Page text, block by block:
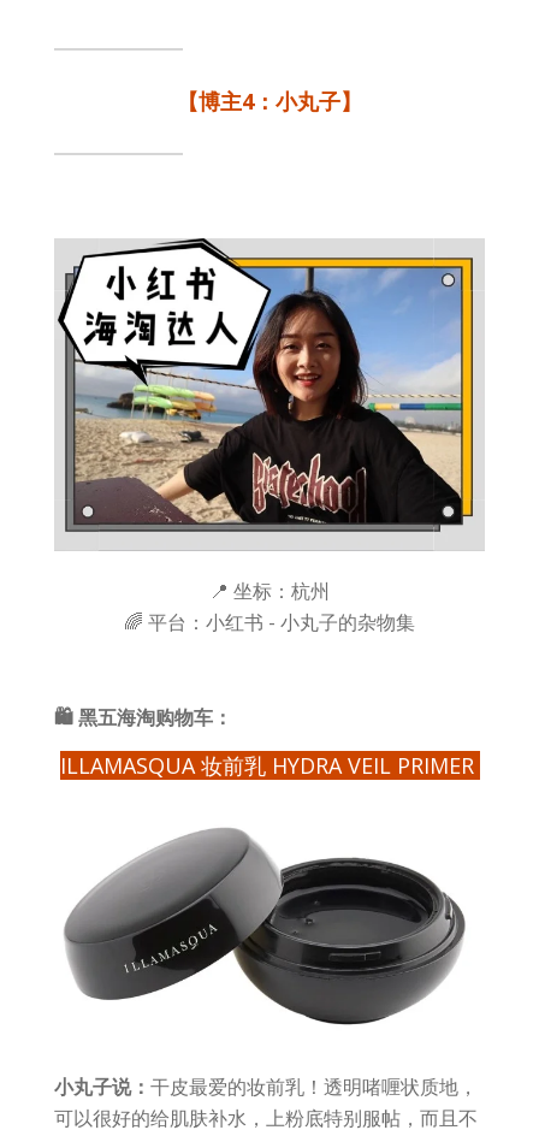
【博主4：小丸子】
📍 坐标：杭州
🌈 平台：小红书 - 小丸子的杂物集
🛍 黑五海淘购物车：
ILLAMASQUA 妆前乳 HYDRA VEIL PRIMER
小丸子说： 干皮最爱的妆前乳！透明啫喱状质地，
可以很好的给肌肤补水，上粉底特别服帖，而且不